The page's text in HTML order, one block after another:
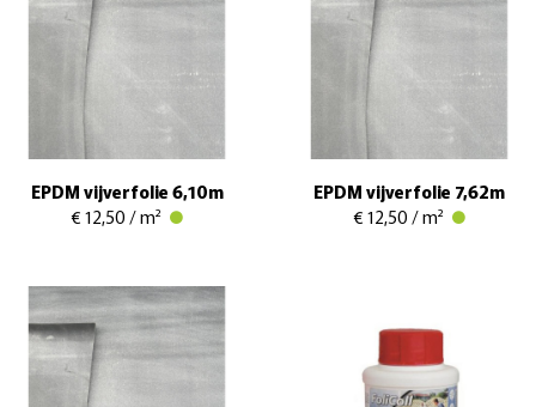
EPDM vijverfolie 6,10m
€ 12,50 / m²
EPDM vijverfolie 7,62m
€ 12,50 / m²